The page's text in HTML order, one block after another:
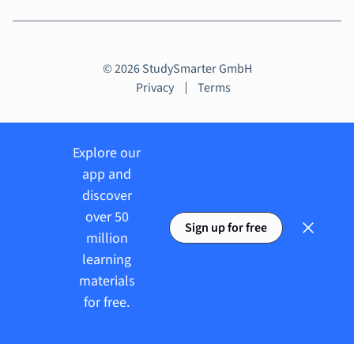
© 2026 StudySmarter GmbH
Privacy
Terms
Explore our
app and
discover
over 50
million
learning
materials
for free.
Sign up for free